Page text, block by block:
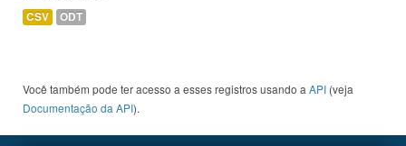
CSV ODT
Você também pode ter acesso a esses registros usando a API (veja
Documentação da API).